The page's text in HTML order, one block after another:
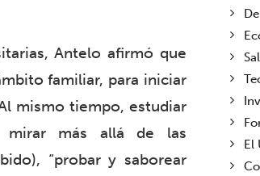
Antelo afirmó que
familiar, para iniciar
mismo tiempo, estudiar
mirar más allá de las
“probar y saborear
El